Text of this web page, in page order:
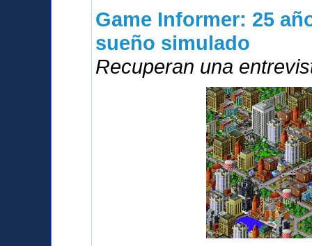
Game Informer: 25
sueño simulado
Recuperan una